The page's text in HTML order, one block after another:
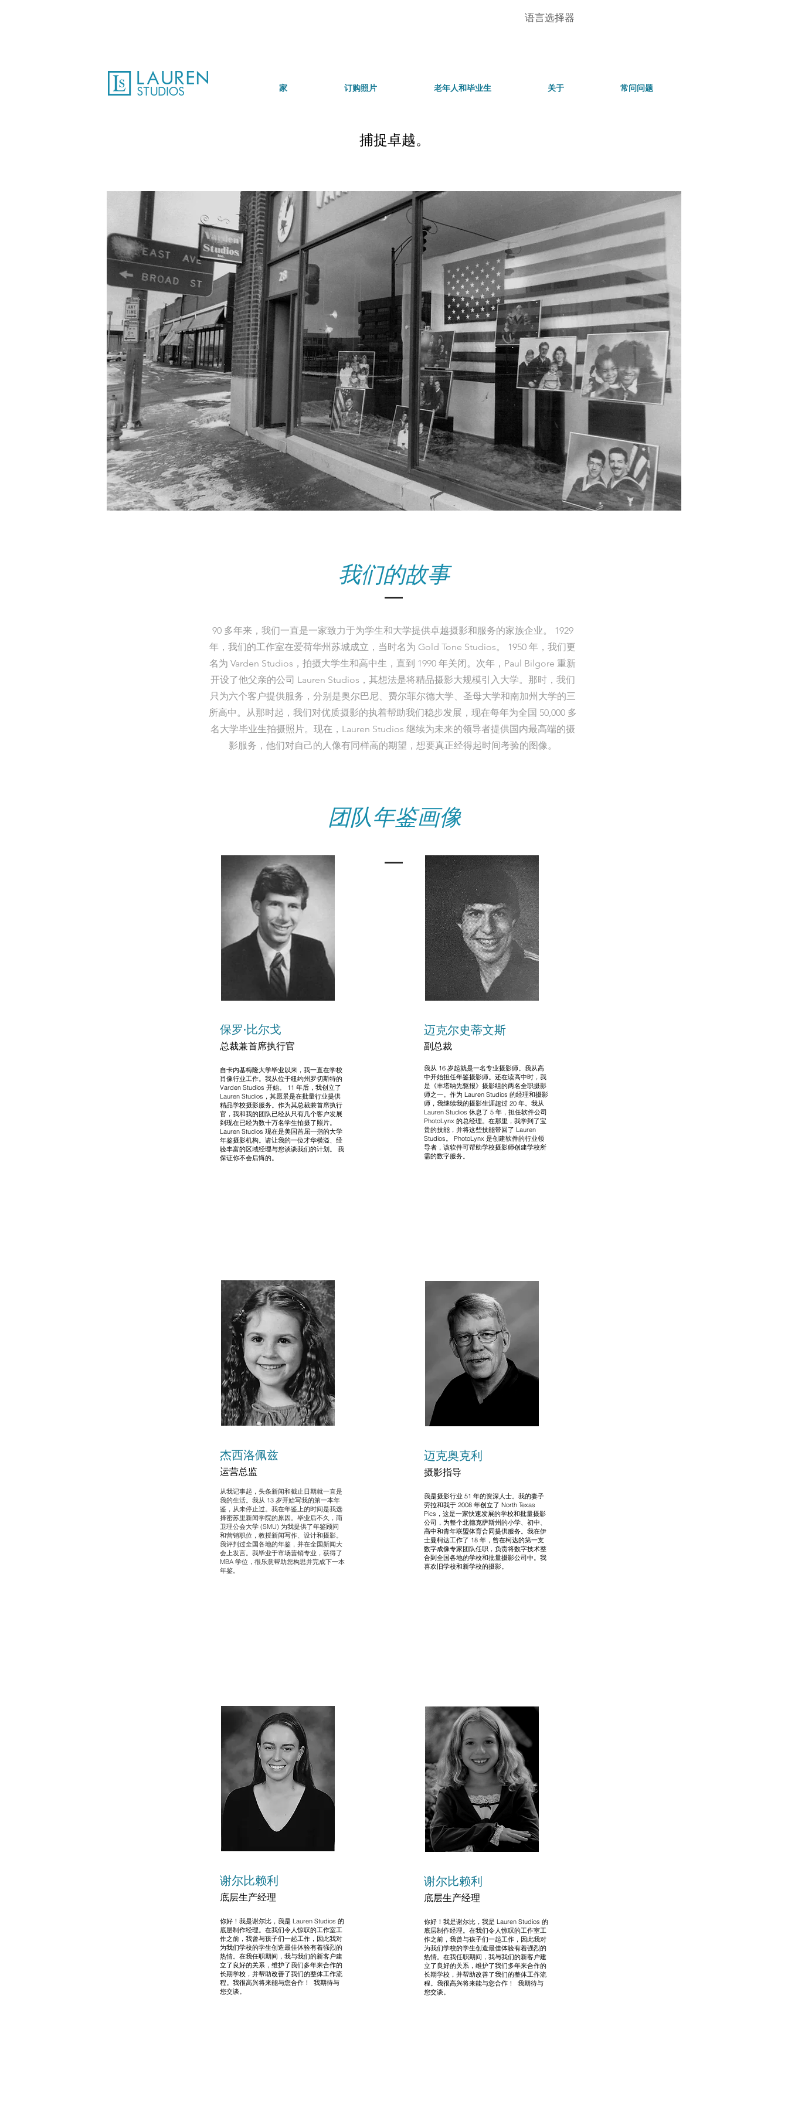
语言选择器
家 订购照片 老年人和毕业生 关于 常问问题
捕捉卓越。
我们的故事
90 多年来，我们一直是一家致力于为学生和大学提供卓越摄影和服务的家族企业。 1929
年，我们的工作室在爱荷华州苏城成立，当时名为 Gold Tone Studios。 1950 年，我们更
名为 Varden Studios，拍摄大学生和高中生，直到 1990 年关闭。次年，Paul Bilgore 重新
开设了他父亲的公司 Lauren Studios，其想法是将精品摄影大规模引入大学。那时，我们
只为六个客户提供服务，分别是奥尔巴尼、费尔菲尔德大学、圣母大学和南加州大学的三
所高中。从那时起，我们对优质摄影的执着帮助我们稳步发展，现在每年为全国 50,000 多
名大学毕业生拍摄照片。现在，Lauren Studios 继续为未来的领导者提供国内最高端的摄
影服务，他们对自己的人像有同样高的期望，想要真正经得起时间考验的图像。
团队年鉴画像
保罗·比尔戈
总裁兼首席执行官
自卡内基梅隆大学毕业以来，我一直在学校
肖像行业工作。我从位于纽约州罗切斯特的
Varden Studios 开始。 11 年后，我创立了
Lauren Studios，其愿景是在批量行业提供
精品学校摄影服务。作为其总裁兼首席执行
官，我和我的团队已经从只有几个客户发展
到现在已经为数十万名学生拍摄了照片。
Lauren Studios 现在是美国首屈一指的大学
年鉴摄影机构。请让我的一位才华横溢、经
验丰富的区域经理与您谈谈我们的计划。
我
保证你不会后悔的。
杰西洛佩兹
运营总监
从我记事起，头条新闻和截止日期就一直是
我的生活。我从 13 岁开始写我的第一本年
鉴，从未停止过。我在年鉴上的时间是我选
择密苏里新闻学院的原因。毕业后不久，南
卫理公会大学 (SMU) 为我提供了年鉴顾问
和营销职位，教授新闻写作、设计和摄影。
我评判过全国各地的年鉴，并在全国新闻大
会上发言。我毕业于市场营销专业，获得了
MBA 学位，很乐意帮助您构思并完成下一本
年鉴。
谢尔比赖利
底层生产经理
你好！我是谢尔比，我是 Lauren Studios 的
底层制作经理。在我们令人惊叹的工作室工
作之前，我曾与孩子们一起工作，因此我对
为我们学校的学生创造最佳体验有着强烈的
热情。在我任职期间，我与我们的新客户建
立了良好的关系，维护了我们多年来合作的
长期学校，并帮助改善了我们的整体工作流
程。我很高兴将来能与您合作！ 我期待与
您交谈。
迈克尔史蒂文斯
副总裁
我从 16 岁起就是一名专业摄影师。我从高
中开始担任年鉴摄影师。还在读高中时，我
是《丰塔纳先驱报》摄影组的两名全职摄影
师之一。作为 Lauren Studios 的经理和摄影
师，我继续我的摄影生涯超过 20 年。我从
Lauren Studios 休息了 5 年，担任软件公司
PhotoLynx 的总经理。在那里，我学到了宝
贵的技能，并将这些技能带回了 Lauren
Studios。 PhotoLynx 是创建软件的行业领
导者，该软件可帮助学校摄影师创建学校所
需的数字服务。
迈克奥克利
摄影指导
我是摄影行业 51 年的资深人士。我的妻子
劳拉和我于 2008 年创立了 North Texas
Pics，这是一家快速发展的学校和批量摄影
公司，为整个北德克萨斯州的小学、初中、
高中和青年联盟体育合同提供服务。我在伊
士曼柯达工作了 18 年，曾在柯达的第一支
数字成像专家团队任职，负责将数字技术整
合到全国各地的学校和批量摄影公司中。我
喜欢旧学校和新学校的摄影。
谢尔比赖利
底层生产经理
你好！我是谢尔比，我是 Lauren Studios 的
底层制作经理。在我们令人惊叹的工作室工
作之前，我曾与孩子们一起工作，因此我对
为我们学校的学生创造最佳体验有着强烈的
热情。在我任职期间，我与我们的新客户建
立了良好的关系，维护了我们多年来合作的
长期学校，并帮助改善了我们的整体工作流
程。我很高兴将来能与您合作！ 我期待与
您交谈。